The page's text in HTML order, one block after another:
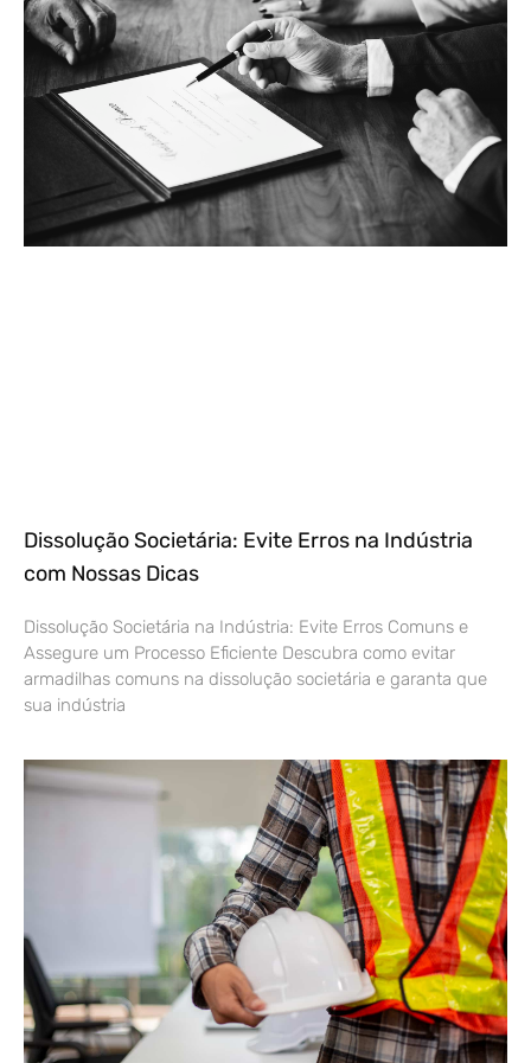
Dissolução Societária: Evite Erros na Indústria
com Nossas Dicas
Dissolução Societária na Indústria: Evite Erros Comuns e
Assegure um Processo Eficiente Descubra como evitar
armadilhas comuns na dissolução societária e garanta que
sua indústria